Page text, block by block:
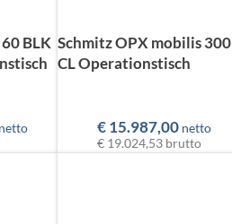
BLK
netto
Schmitz OPX mobilis 300
CL Operationstisch
€15.987,00 netto
€ 19.024,53 brutto